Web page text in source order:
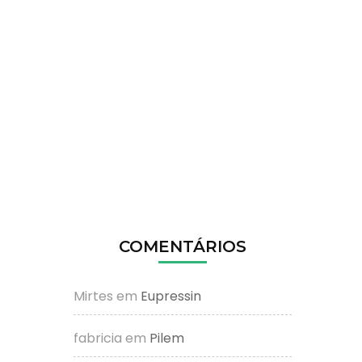
COMENTÁRIOS
Mirtes em Eupressin
fabricia em Pilem